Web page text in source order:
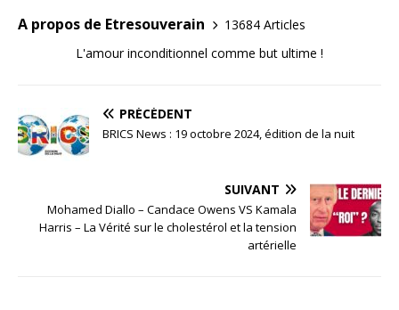
A propos de Etresouverain
13684 Articles
L'amour inconditionnel comme but ultime !
PRÉCÉDENT
BRICS News : 19 octobre 2024, édition de la nuit
SUIVANT
Mohamed Diallo – Candace Owens VS Kamala
Harris – La Vérité sur le cholestérol et la tension
artérielle